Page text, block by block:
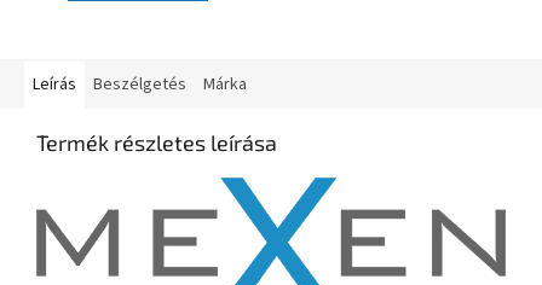
Leírás Beszélgetés Márka
Termék részletes leírása